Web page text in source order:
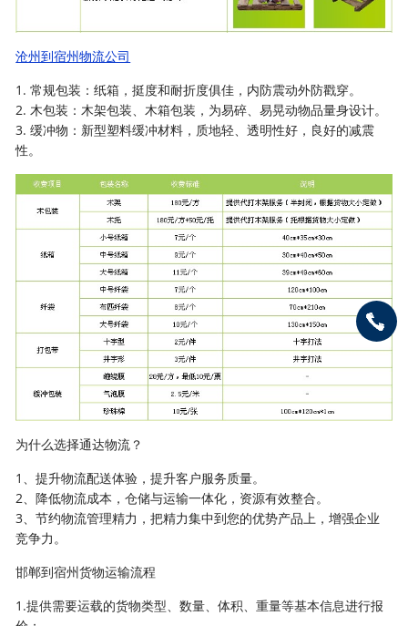
沧州到宿州物流公司
1. 常规包装：纸箱，挺度和耐折度俱佳，内防震动外防戳穿。
2. 木包装：木架包装、木箱包装，为易碎、易晃动物品量身设计。
3. 缓冲物：新型塑料缓冲材料，质地轻、透明性好，良好的减震
性。
为什么选择通达物流？
1、提升物流配送体验，提升客户服务质量。
2、降低物流成本，仓储与运输一体化，资源有效整合。
3、节约物流管理精力，把精力集中到您的优势产品上，增强企业
竞争力。
邯郸到宿州货物运输流程
1.提供需要运载的货物类型、数量、体积、重量等基本信息进行报